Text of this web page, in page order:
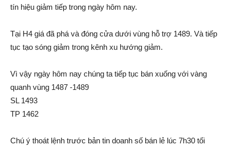
tín hiệu giảm tiếp trong ngày hôm nay.
Tại H4 giá đã phá và đóng cửa dưới vùng hỗ trợ 1489. Và tiếp
tục tạo sóng giảm trong kênh xu hướng giảm.
Vì vậy ngày hôm nay chúng ta tiếp tục bán xuống với vàng
quanh vùng 1487 -1489
SL 1493
TP 1462
Chú ý thoát lệnh trước bản tin doanh số bán lẻ lúc 7h30 tối